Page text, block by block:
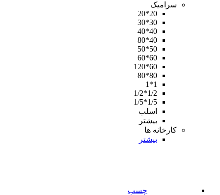
سرامیک
20*20
30*30
40*40
40*80
50*50
60*60
60*120
80*80
1*1
1/2*1/2
1/5*1/5
اسلب
بیشتر
کارخانه ها
بیشتر
چسب